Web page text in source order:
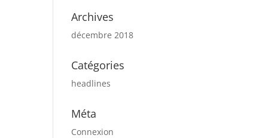
Archives
décembre 2018
Catégories
headlines
Méta
Connexion